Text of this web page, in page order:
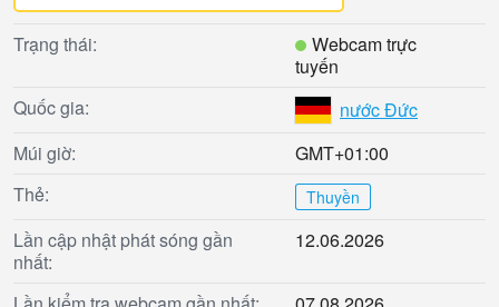
Trạng thái:
Webcam trực
tuyến
Quốc gia:
nước Đức
Múi giờ:
GMT+01:00
Thẻ:
Thuyền
Lần cập nhật phát sóng gần
nhất:
12.06.2026